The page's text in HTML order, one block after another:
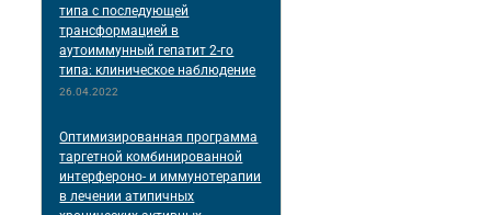
типа с последующей
трансформацией в
аутоиммунный гепатит 2-го
типа: клиническое наблюдение
26.04.2022
Оптимизированная программа
таргетной комбинированной
интерфероно- и иммунотерапии
в лечении атипичных